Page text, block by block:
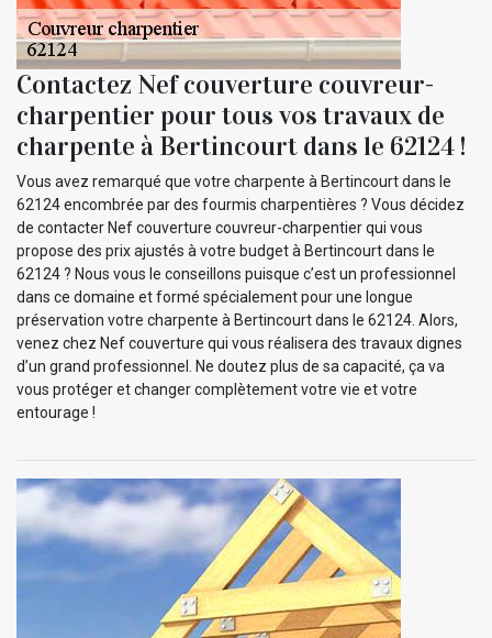
Contactez Nef couverture couvreur-
charpentier pour tous vos travaux de
charpente à Bertincourt dans le 62124 !
Vous avez remarqué que votre charpente à Bertincourt dans le
62124 encombrée par des fourmis charpentières ? Vous décidez
de contacter Nef couverture couvreur-charpentier qui vous
propose des prix ajustés à votre budget à Bertincourt dans le
62124 ? Nous vous le conseillons puisque c’est un professionnel
dans ce domaine et formé spécialement pour une longue
préservation votre charpente à Bertincourt dans le 62124. Alors,
venez chez Nef couverture qui vous réalisera des travaux dignes
d’un grand professionnel. Ne doutez plus de sa capacité, ça va
vous protéger et changer complètement votre vie et votre
entourage !